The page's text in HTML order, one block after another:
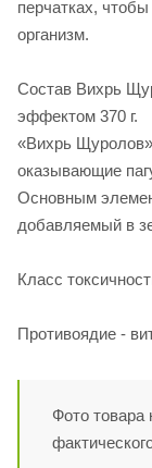
перчатках,
организм.
Состав Вихрь
эффектом 370 г.
«Вихрь
оказывающие
Основным
добавляемый в
Класс
Противоядие -
Фото товара